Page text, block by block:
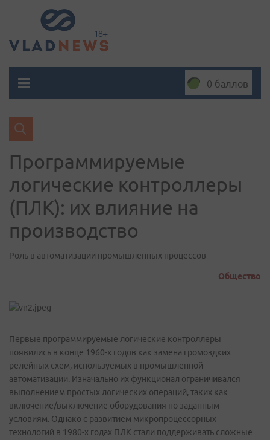
0 баллов
Программируемые
логические контроллеры
(ПЛК): их влияние на
производство
Роль в автоматизации промышленных процессов
Общество
Первые программируемые логические контроллеры
появились в конце 1960-х годов как замена громоздких
релейных схем, используемых в промышленной
автоматизации. Изначально их функционал ограничивался
выполнением простых логических операций, таких как
включение/выключение оборудования по заданным
условиям. Однако с развитием микропроцессорных
технологий в 1980-х годах ПЛК стали поддерживать сложные